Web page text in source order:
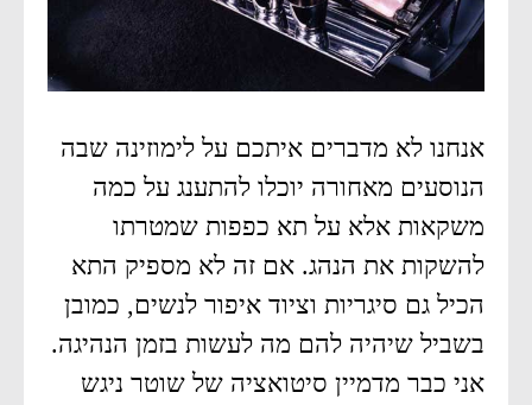
אנחנו לא מדברים איתכם על לימוזינה שבה
הנוסעים מאחורה יוכלו להתענג על כמה
משקאות אלא על תא כפפות שמטרתו
להשקות את הנהג. אם זה לא מספיק התא
הכיל גם סיגריות וציוד איפור לנשים, כמובן
בשביל שיהיה להם מה לעשות בזמן הנהיגה.
אני כבר מדמיין סיטואציה של שוטר ניגש